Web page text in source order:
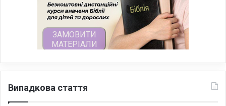
Випадкова стаття